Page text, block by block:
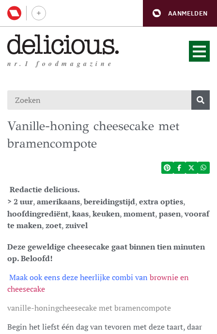
AANMELDEN
nr.1 foodmagazine
Vanille-honing cheesecake met
bramencompote
Redactie delicious.
> 2 uur,amerikaans,bereidingstijd,extra opties,
hoofdingrediënt,kaas,keuken,moment,pasen,vooraf
te maken,zoet,zuivel
Deze geweldige cheesecake gaat binnen tien minuten
op. Beloofd!
Maak ook eens deze heerlijke combi van brownie en
cheesecake
vanille-honingcheesecake met bramencompote
Begin het liefst één dag van tevoren met deze taart, daar